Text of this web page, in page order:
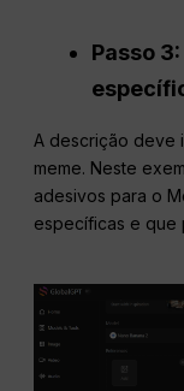
Passo
A descrição deve
meme. Neste
adesivos para o
específicas e que